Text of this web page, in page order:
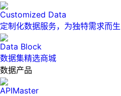
Customized Data
定制化数据服务，为独特需求而生
Data Block
数据集精选商城
数据产品
APIMaster